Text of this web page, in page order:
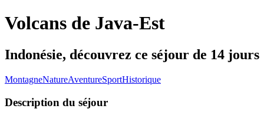
Volcans de Java-Est
Indonésie, découvrez ce séjour de 14 jours
MontagneNatureAventureSportHistorique
Description du séjour